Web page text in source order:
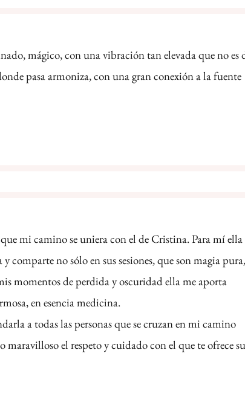
mágico, con una vibración tan elevada que no es
pasa armoniza, con una gran conexión a la fuente
mi camino se uniera con el de Cristina. Para mí ella
comparte no sólo en sus sesiones, que son magia pura,
momentos de perdida y oscuridad ella me aporta
en esencia medicina.
a todas las personas que se cruzan en mi camino
maravilloso el respeto y cuidado con el que te ofrece su